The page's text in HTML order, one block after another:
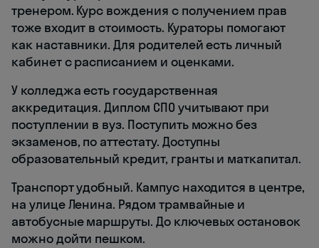
тренером. Курс вождения с получением прав
тоже входит в стоимость. Кураторы помогают
как наставники. Для родителей есть личный
кабинет с расписанием и оценками.
У колледжа есть государственная
аккредитация. Диплом СПО учитывают при
поступлении в вуз. Поступить можно без
экзаменов, по аттестату. Доступны
образовательный кредит, гранты и маткапитал.
Транспорт удобный. Кампус находится в центре,
на улице Ленина. Рядом трамвайные и
автобусные маршруты. До ключевых остановок
можно дойти пешком.